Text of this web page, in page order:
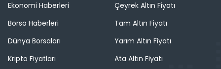
Ekonomi Haberleri
Borsa Haberleri
Dünya Borsaları
Kripto Fiyatları
Çeyrek Altın Fiyatı
Tam Altın Fiyatı
Yarım Altın Fiyatı
Ata Altın Fiyatı